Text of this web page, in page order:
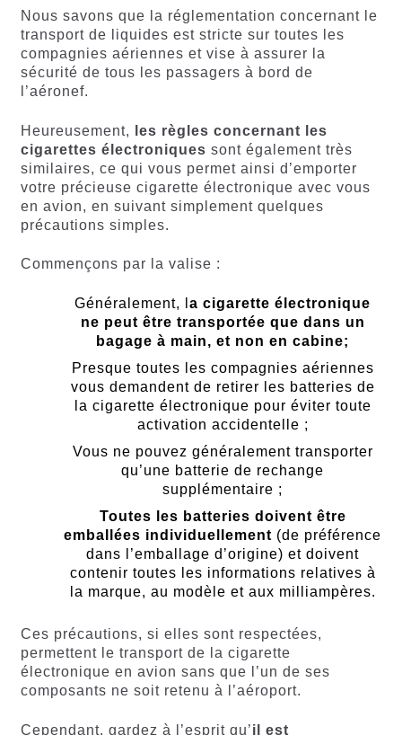
Nous savons que la réglementation concernant le
transport de liquides est stricte sur toutes les
compagnies aériennes et vise à assurer la
sécurité de tous les passagers à bord de
l’aéronef.
Heureusement,
les règles concernant les
cigarettes électroniques sont également très
similaires, ce qui vous permet ainsi d’emporter
votre précieuse cigarette électronique avec vous
en avion, en suivant simplement quelques
précautions simples.
Commençons par la valise :
Généralement, l a cigarette électronique
ne peut être transportée que dans un
bagage à main, et non en cabine;
Presque toutes les compagnies aériennes
vous demandent de retirer les batteries de
la cigarette électronique pour éviter toute
activation accidentelle ;
Vous ne pouvez généralement transporter
qu’une batterie de rechange
supplémentaire ;
Toutes les batteries doivent être
emballées individuellement (de préférence
dans l’emballage d’origine) et doivent
contenir toutes les informations relatives à
la marque, au modèle et aux milliampères.
Ces précautions, si elles sont respectées,
permettent le transport de la cigarette
électronique en avion sans que l’un de ses
composants ne soit retenu à l’aéroport.
Cependant, gardez à l’esprit qu’il est